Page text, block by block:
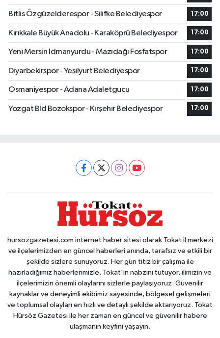
Bitlis Özgüzelderespor - Silifke Belediyespor 17:00
Kırıkkale Büyük Anadolu - Karaköprü Belediyespor 17:00
Yeni Mersin Idmanyurdu - Mazıdağı Fosfatspor 17:00
Diyarbekirspor - Yeşilyurt Belediyespor 17:00
Osmaniyespor - Adana Adaletgucu 17:00
Yozgat Bld Bozokspor - Kırşehir Belediyespor 17:00
hursozgazetesi.com internet haber sitesi olarak Tokat il merkezi
ve ilçelerimizden en güncel haberleri anında, tarafsız ve etkili bir
şekilde sizlere sunuyoruz. Her gün titiz bir çalışma ile
hazırladığımız haberlerimizle, Tokat'ın nabzını tutuyor, ilimizin ve
ilçelerimizin önemli olaylarını sizlerle paylaşıyoruz. Güvenilir
kaynaklar ve deneyimli ekibimiz sayesinde, bölgesel gelişmeleri
ve toplumsal olayları en hızlı ve detaylı şekilde aktarıyoruz. Tokat
Hürsöz Gazetesi ile her zaman en güncel ve güvenilir habere
ulaşmanın keyfini yaşayın.